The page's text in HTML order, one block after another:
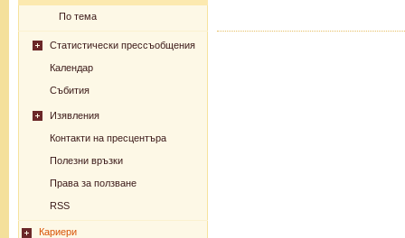
По тема
Статистически прессъобщения
Календар
Събития
Изявления
Контакти на пресцентъра
Полезни връзки
Права за ползване
RSS
Кариери